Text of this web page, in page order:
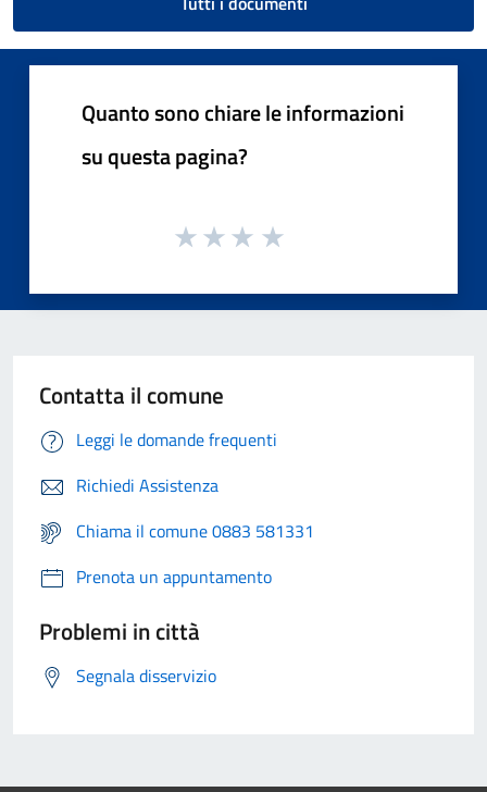
Quanto sono chiare le informazioni
su questa pagina?
Contatta il comune
Leggi le domande frequenti
Richiedi Assistenza
Chiama il comune 0883 581331
Prenota un appuntamento
Problemi in città
Segnala disservizio